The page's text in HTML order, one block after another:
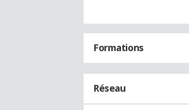
Formations
Réseau